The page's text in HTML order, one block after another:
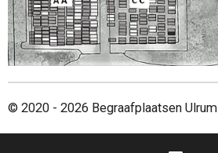
© 2020 - 2026 Begraafplaatsen Ulrum